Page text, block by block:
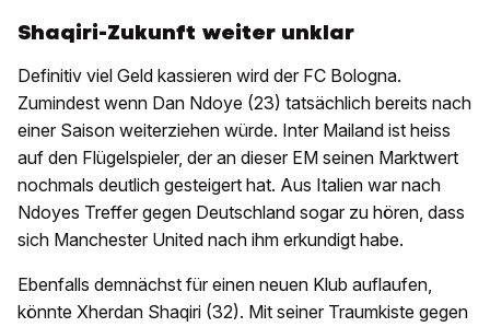
Shaqiri-Zukunft weiter unklar
Definitiv viel Geld kassieren wird der FC Bologna.
Zumindest wenn Dan Ndoye (23) tatsächlich bereits nach
einer Saison weiterziehen würde. Inter Mailand ist heiss
auf den Flügelspieler, der an dieser EM seinen Marktwert
nochmals deutlich gesteigert hat. Aus Italien war nach
Ndoyes Treffer gegen Deutschland sogar zu hören, dass
sich Manchester United nach ihm erkundigt habe.
Ebenfalls demnächst für einen neuen Klub auflaufen,
könnte Xherdan Shaqiri (32). Mit seiner Traumkiste gegen